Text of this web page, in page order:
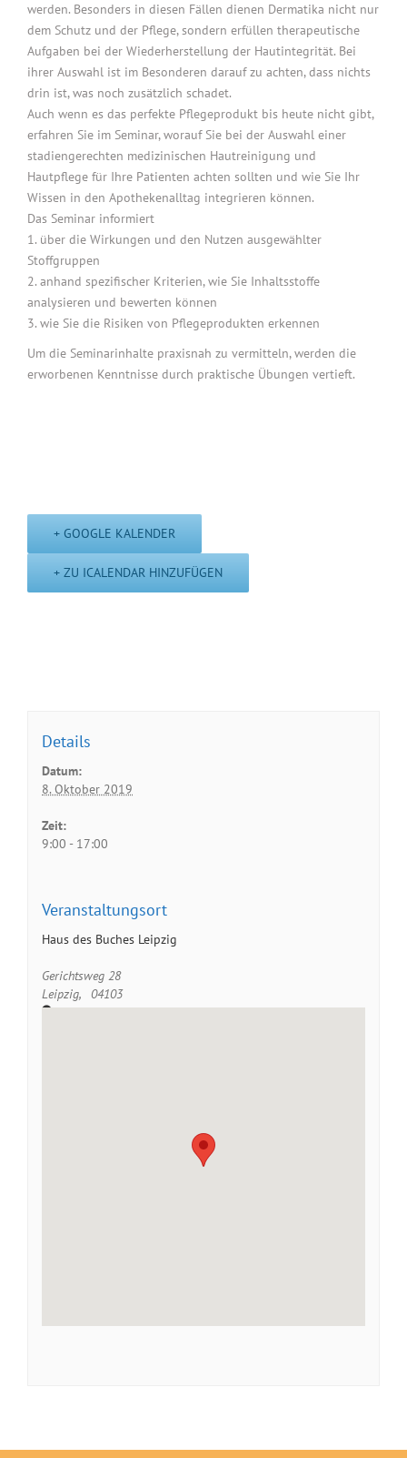
werden. Besonders in diesen Fällen dienen Dermatika nicht nur
dem Schutz und der Pflege, sondern erfüllen therapeutische
Aufgaben bei der Wiederherstellung der Hautintegrität. Bei
ihrer Auswahl ist im Besonderen darauf zu achten, dass nichts
drin ist, was noch zusätzlich schadet.
Auch wenn es das perfekte Pflegeprodukt bis heute nicht gibt,
erfahren Sie im Seminar, worauf Sie bei der Auswahl einer
stadiengerechten medizinischen Hautreinigung und
Hautpflege für Ihre Patienten achten sollten und wie Sie Ihr
Wissen in den Apothekenalltag integrieren können.
Das Seminar informiert
1. über die Wirkungen und den Nutzen ausgewählter
Stoffgruppen
2. anhand spezifischer Kriterien, wie Sie Inhaltsstoffe
analysieren und bewerten können
3. wie Sie die Risiken von Pflegeprodukten erkennen
Um die Seminarinhalte praxisnah zu vermitteln, werden die
erworbenen Kenntnisse durch praktische Übungen vertieft.
+ GOOGLE KALENDER
+ ZU ICALENDAR HINZUFÜGEN
Details
Datum:
8. Oktober 2019
Zeit:
9:00 - 17:00
Veranstaltungsort
Haus des Buches Leipzig
Gerichtsweg 28
Leipzig,
04103
Google Karte anzeigen